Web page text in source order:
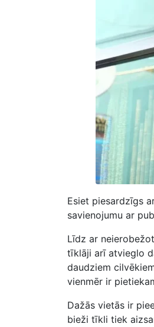
Esiet piesardzīgs
savienojumu ar
Līdz ar
tīklāji arī atvieglo
daudziem
vienmēr ir
Dažās vietās ir
bieži tīkli tiek